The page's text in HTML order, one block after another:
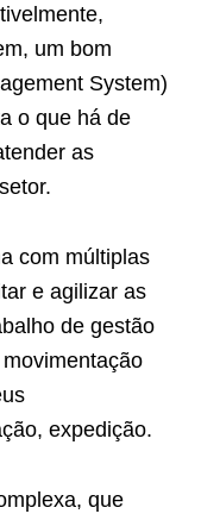
um bom
System)
o que há de
as
com múltiplas
e agilizar as
de gestão
expedição.
que